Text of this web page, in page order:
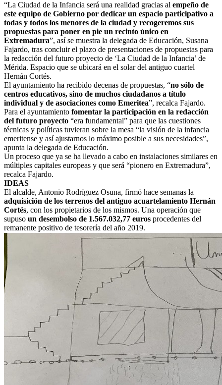
“La Ciudad de la Infancia será una realidad gracias al empeño de
este equipo de Gobierno por dedicar un espacio participativo a
todas y todos los menores de la ciudad y recogeremos sus
propuestas para poner en pie un recinto único en
Extremadura”, así se muestra la delegada de Educación, Susana
Fajardo, tras concluir el plazo de presentaciones de propuestas para
la redacción del futuro proyecto de ‘La Ciudad de la Infancia’ de
Mérida. Espacio que se ubicará en el solar del antiguo cuartel
Hernán Cortés.
El ayuntamiento ha recibido decenas de propuestas, “no sólo de
centros educativos, sino de muchos ciudadanos a título
individual y de asociaciones como Emeritea”, recalca Fajardo.
Para el ayuntamiento fomentar la participación en la redacción
del futuro proyecto “era fundamental” para que las cuestiones
técnicas y políticas tuvieran sobre la mesa “la visión de la infancia
emeritense y así ajustarnos lo máximo posible a sus necesidades”,
apunta la delegada de Educación.
Un proceso que ya se ha llevado a cabo en instalaciones similares en
múltiples capitales europeas y que será “pionero en Extremadura”,
recalca Fajardo.
IDEAS
El alcalde, Antonio Rodríguez Osuna, firmó hace semanas la
adquisición de los terrenos del antiguo acuartelamiento Hernán
Cortés, con los propietarios de los mismos. Una operación que
supuso un desembolso de 1.567.032,77 euros procedentes del
remanente positivo de tesorería del año 2019.